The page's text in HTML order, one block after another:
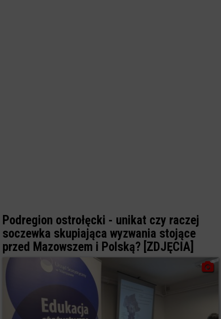
Podregion ostrołęcki - unikat czy raczej
soczewka skupiająca wyzwania stojące
przed Mazowszem i Polską? [ZDJĘCIA]